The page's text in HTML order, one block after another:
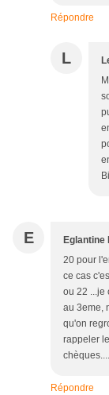
Répondre
L
E Eglantine
20 pour
ce cas
ou 22 ...je
au 3eme,
qu'on
rappeler
Répondre